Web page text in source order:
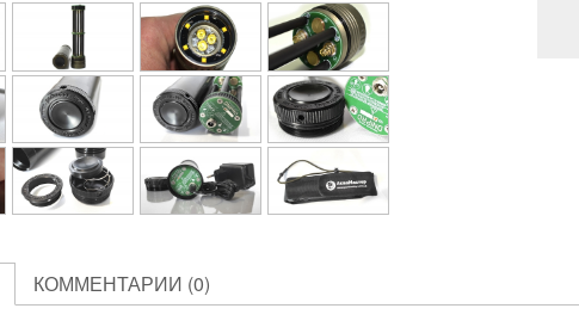
КОММЕНТАРИИ (0)